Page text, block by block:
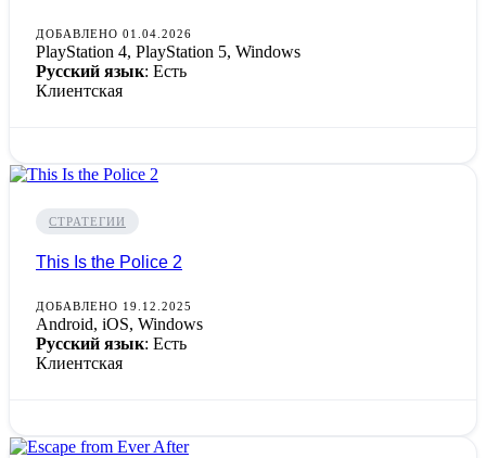
ДОБАВЛЕНО 01.04.2026
PlayStation 4, PlayStation 5, Windows
Русский язык: Есть
Клиентская
СТРАТЕГИИ
This Is the Police 2
ДОБАВЛЕНО 19.12.2025
Android, iOS, Windows
Русский язык: Есть
Клиентская